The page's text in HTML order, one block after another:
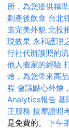
所，為您提供精
劃產後飲食 台北
造完美外貌 北投
現效果 永和護理
行社代辦護照的
他人搬家的經驗
燴，為您帶來高
程 會議點心外燴
Analytics報告 基
正服務 按摩證照
是免費的。 下午